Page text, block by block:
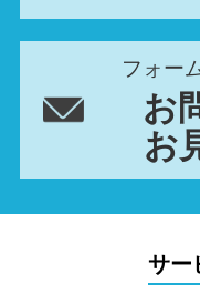
フォー
お
お
サー